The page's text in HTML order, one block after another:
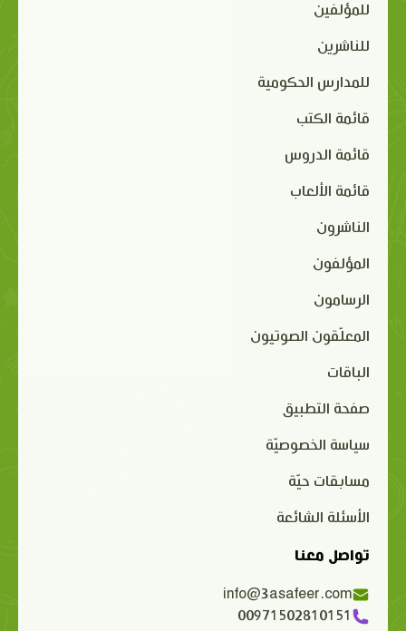
للمؤلفين
للناشرين
للمدارس الحكومية
قائمة الكتب
قائمة الدروس
قائمة الألعاب
الناشرون
المؤلفون
الرسامون
المعلّقون الصوتيون
الباقات
صفحة التطبيق
سياسة الخصوصيّة
مسابقات حيّة
الأسئلة الشائعة
تواصل معنا
info@3asafeer.com
00971502810151